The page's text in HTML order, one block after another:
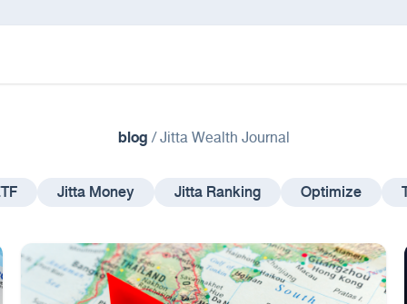
blog/Jitta Wealth Journal
Jitta Money Jitta Ranking Optimize